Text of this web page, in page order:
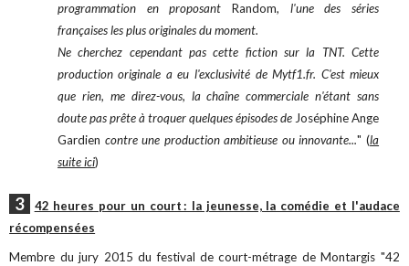
programmation en proposant Random, l'une des séries
françaises les plus originales du moment.
Ne cherchez cependant pas cette fiction sur la TNT. Cette
production originale a eu l'exclusivité de Mytf1.fr. C'est mieux
que rien, me direz-vous, la chaîne commerciale n'étant sans
doute pas prête à troquer quelques épisodes deJoséphine Ange
Gardien contre une production ambitieuse ou innovante..." (la
suite ici)
3
42 heures pour un court : la jeunesse, la comédie et l'audace
récompensées
Membre du jury 2015 du festival de court-métrage de Montargis "42